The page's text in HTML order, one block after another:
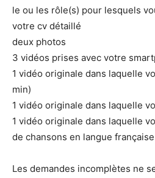
le ou les rôle(s) pour lesquels
votre cv détaillé
deux photos
3 vidéos prises avec votre
1 vidéo originale dans laquelle
min)
1 vidéo originale dans laquelle
1 vidéo originale dans laquelle
de chansons en langue
Les demandes incomplètes ne